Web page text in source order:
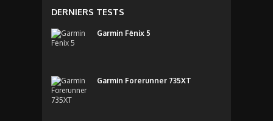
DERNIERS TESTS
Garmin Fēnix 5
Garmin Forerunner 735XT